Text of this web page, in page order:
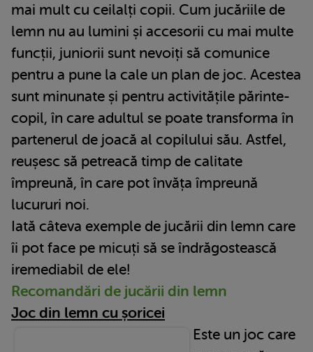
mai mult cu ceilalți copii. Cum jucăriile de
lemn nu au lumini și accesorii cu mai multe
funcții, juniorii sunt nevoiți să comunice
pentru a pune la cale un plan de joc. Acestea
sunt minunate și pentru activitățile părinte-
copil, în care adultul se poate transforma în
partenerul de joacă al copilului său. Astfel,
reușesc să petreacă timp de calitate
împreună, în care pot învăța împreună
lucururi noi.
Iată câteva exemple de jucării din lemn care
îi pot face pe micuți să se îndrăgostească
iremediabil de ele!
Recomandări de jucării din lemn
Joc din lemn cu șoricei
Este un joc care